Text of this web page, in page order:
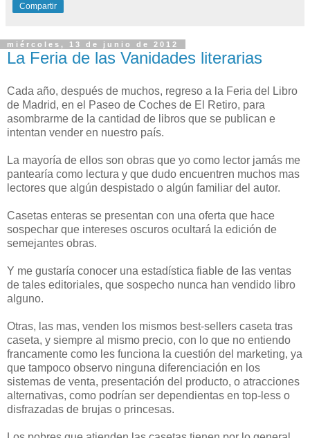
Compartir
miércoles, 13 de junio de 2012
La Feria de las Vanidades literarias
Cada año, después de muchos, regreso a la Feria del Libro
de Madrid, en el Paseo de Coches de El Retiro, para
asombrarme de la cantidad de libros que se publican e
intentan vender en nuestro país.
La mayoría de ellos son obras que yo como lector jamás me
pantearía como lectura y que dudo encuentren muchos mas
lectores que algún despistado o algún familiar del autor.
Casetas enteras se presentan con una oferta que hace
sospechar que intereses oscuros ocultará la edición de
semejantes obras.
Y me gustaría conocer una estadística fiable de las ventas
de tales editoriales, que sospecho nunca han vendido libro
alguno.
Otras, las mas, venden los mismos best-sellers caseta tras
caseta, y siempre al mismo precio, con lo que no entiendo
francamente como les funciona la cuestión del marketing, ya
que tampoco observo ninguna diferenciación en los
sistemas de venta, presentación del producto, o atracciones
alternativas, como podrían ser dependientas en top-less o
disfrazadas de brujas o princesas.